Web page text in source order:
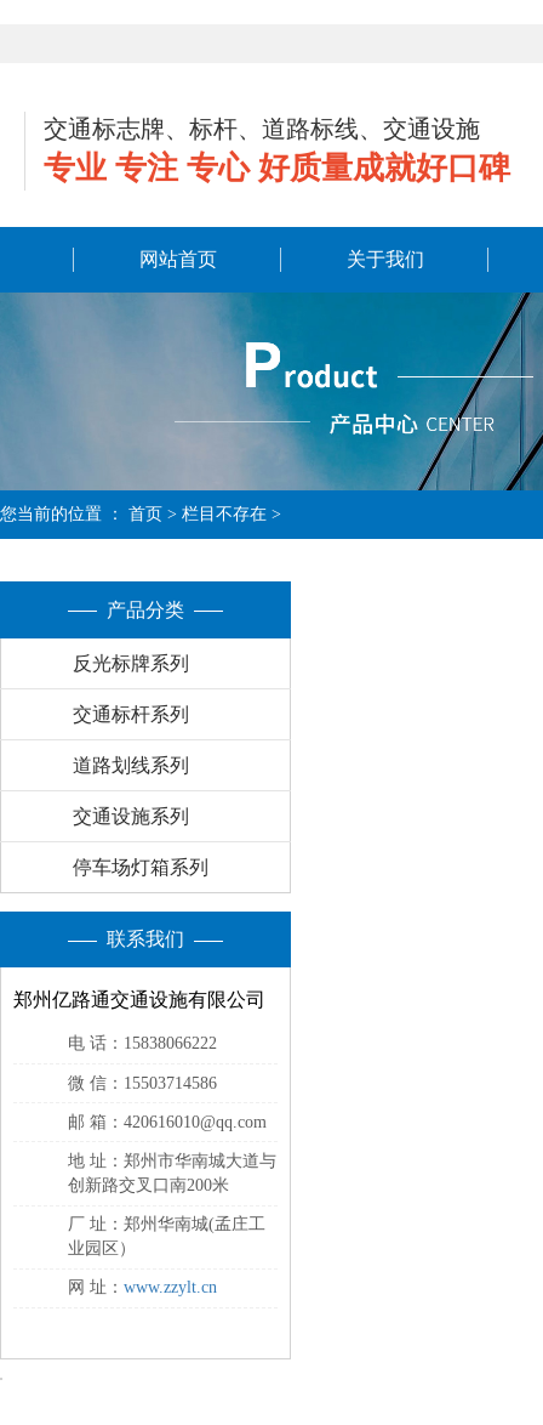
交通标志牌、标杆、道路标线、交通设施
专业 专注 专心 好质量成就好口碑
网站首页 关于我们
您当前的位置 ： 首页 > 栏目不存在 >
产品分类
反光标牌系列
交通标杆系列
道路划线系列
交通设施系列
停车场灯箱系列
联系我们
郑州亿路通交通设施有限公司
电 话：15838066222
微 信：15503714586
邮 箱：420616010@qq.com
地 址：郑州市华南城大道与
创新路交叉口南200米
厂 址：郑州华南城(孟庄工
业园区）
网 址： www.zzylt.cn